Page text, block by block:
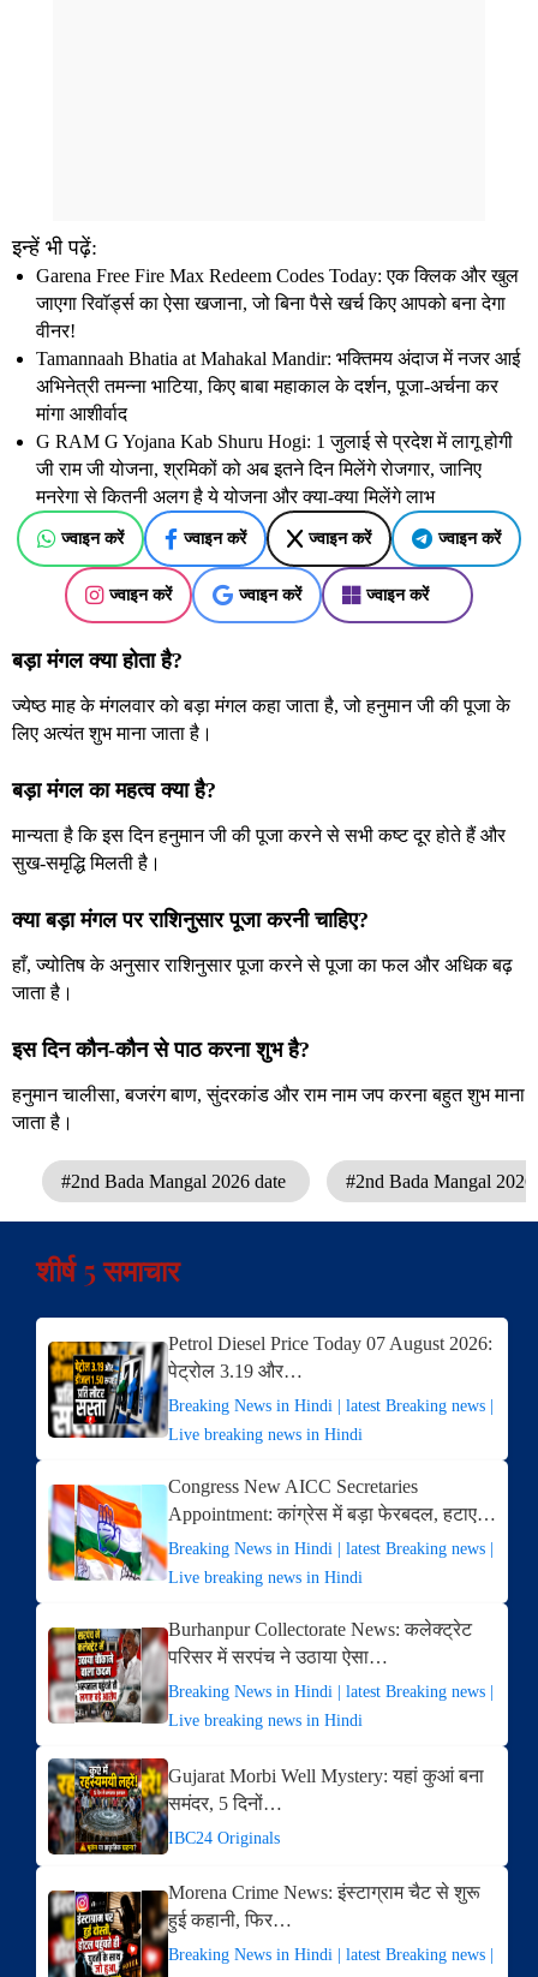
इन्हें भी पढ़ें:
Garena Free Fire Max Redeem Codes Today: एक क्लिक और खुल
जाएगा रिवॉर्ड्स का ऐसा खजाना, जो बिना पैसे खर्च किए आपको बना देगा
वीनर!
Tamannaah Bhatia at Mahakal Mandir: भक्तिमय अंदाज में नजर आई
अभिनेत्री तमन्ना भाटिया, किए बाबा महाकाल के दर्शन, पूजा-अर्चना कर
मांगा आशीर्वाद
G RAM G Yojana Kab Shuru Hogi: 1 जुलाई से प्रदेश में लागू होगी
जी राम जी योजना, श्रमिकों को अब इतने दिन मिलेंगे रोजगार, जानिए
मनरेगा से कितनी अलग है ये योजना और क्या-क्या मिलेंगे लाभ
ज्वाइन करें ज्वाइन करें ज्वाइन करें ज्वाइन करें
ज्वाइन करें ज्वाइन करें ज्वाइन करें
बड़ा मंगल क्या होता है?
ज्येष्ठ माह के मंगलवार को बड़ा मंगल कहा जाता है, जो हनुमान जी की पूजा के
लिए अत्यंत शुभ माना जाता है।
बड़ा मंगल का महत्व क्या है?
मान्यता है कि इस दिन हनुमान जी की पूजा करने से सभी कष्ट दूर होते हैं और
सुख-समृद्धि मिलती है।
क्या बड़ा मंगल पर राशिनुसार पूजा करनी चाहिए?
हाँ, ज्योतिष के अनुसार राशिनुसार पूजा करने से पूजा का फल और अधिक बढ़
जाता है।
इस दिन कौन-कौन से पाठ करना शुभ है?
हनुमान चालीसा, बजरंग बाण, सुंदरकांड और राम नाम जप करना बहुत शुभ माना
जाता है।
#2nd Bada Mangal 2026 date #2nd Bada Mangal
शीर्ष 5 समाचार
Petrol Diesel Price Today 07 August 2026:
पेट्रोल 3.19 और…
Breaking News in Hindi | latest Breaking news |
Live breaking news in Hindi
Congress New AICC Secretaries
Appointment: कांग्रेस में बड़ा फेरबदल, हटाए…
Breaking News in Hindi | latest Breaking news |
Live breaking news in Hindi
Burhanpur Collectorate News: कलेक्ट्रेट
परिसर में सरपंच ने उठाया ऐसा…
Breaking News in Hindi | latest Breaking news |
Live breaking news in Hindi
Gujarat Morbi Well Mystery: यहां कुआं बना
समंदर, 5 दिनों…
IBC24 Originals
Morena Crime News: इंस्टाग्राम चैट से शुरू
हुई कहानी, फिर…
Breaking News in Hindi | latest Breaking news |